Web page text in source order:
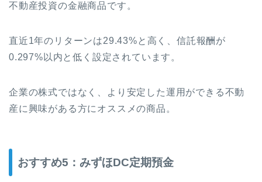
不動産投資の金融商品です。
直近1年のリターンは29.43%と高く、信託報酬が
0.297%以内と低く設定されています。
企業の株式ではなく、より安定した運用ができる不動
産に興味がある方にオススメの商品。
おすすめ5：みずほDC定期預金